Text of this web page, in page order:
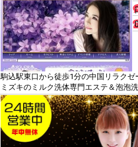
駒込駅東口から徒歩1分の中国リラク
ミズキのミルク洗体専門エステ＆泡泡